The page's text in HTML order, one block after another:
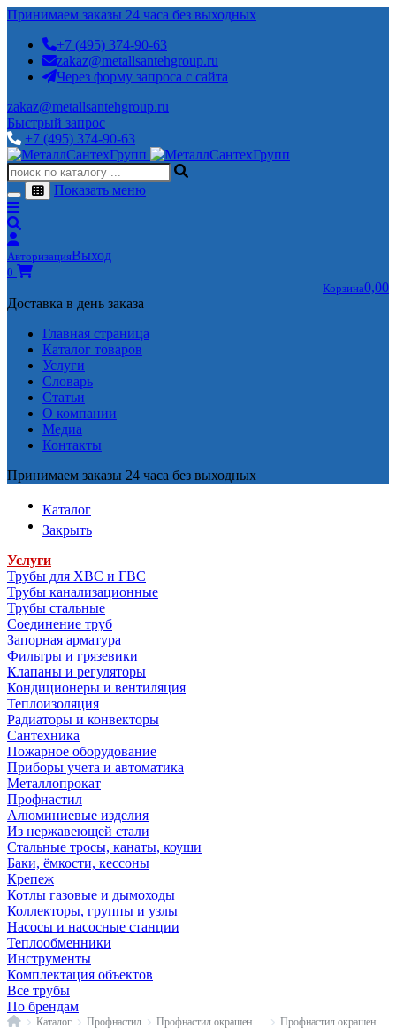
Принимаем заказы 24 часа без выходных
+7 (495) 374-90-63
zakaz@metallsantehgroup.ru
Через форму запроса с сайта
zakaz@metallsantehgroup.ru
Быстрый запрос
+7 (495) 374-90-63
Показать меню
АвторизацияВыход
0
Корзина0,00
Доставка в день заказа
Главная страница
Каталог товаров
Услуги
Словарь
Статьи
О компании
Медиа
Контакты
Принимаем заказы 24 часа без выходных
Каталог
Закрыть
Услуги
Трубы для ХВС и ГВС
Трубы канализационные
Трубы стальные
Соединение труб
Запорная арматура
Фильтры и грязевики
Клапаны и регуляторы
Кондиционеры и вентиляция
Теплоизоляция
Радиаторы и конвекторы
Сантехника
Пожарное оборудование
Приборы учета и автоматика
Металлопрокат
Профнастил
Алюминиевые изделия
Из нержавеющей стали
Стальные тросы, канаты, коуши
Баки, ёмкости, кессоны
Крепеж
Котлы газовые и дымоходы
Коллекторы, группы и узлы
Насосы и насосные станции
Теплообменники
Инструменты
Комплектация объектов
Все трубы
По брендам
ГлавнаяКаталог Профнастил